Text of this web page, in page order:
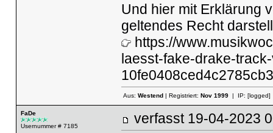
Und hier mit Erklärung
geltendes Recht
https://
laesst-fake-drake-
Aus: Westend| Registriert: Nov 1999| IP: [logged]
FaDe
Usernummer # 7185
verfasst 19-04-